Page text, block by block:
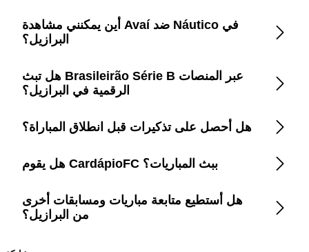
أين يمكنني مشاهدة Avaí ضد Náutico في
البرازيل؟
افتح تطبيق CardápioFC لمعرفة قنوات التلفزيون ومنصات
هل تبث Brasileirão Série B عبر المنصات
الرقمية في البرازيل؟
CardápioFC يعرض كل الخيارات القانونية في البرازيل بما
هل أحصل على تذكيرات قبل انطلاق المباراة؟
نعم، فعّل التنبيهات الذكية داخل التطبيق لتتلقى إشعارات
هل يقوم CardápioFC ببث المباريات؟
لا، نحن نوفر فقط معلومات موثوقة عن أماكن المشاهدة
هل أستطيع متابعة مباريات ومسابقات أخرى
من البرازيل؟